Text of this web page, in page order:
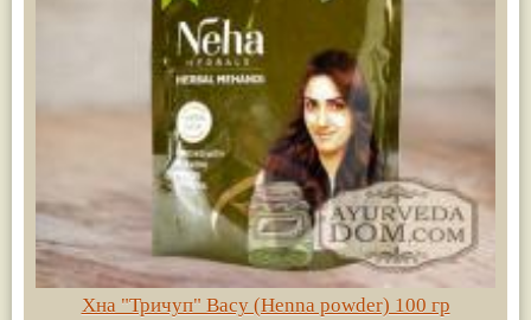
Хна "Тричуп" Васу (Henna powder) 100 гр